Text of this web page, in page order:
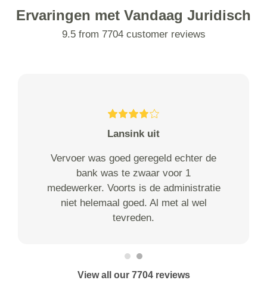
Ervaringen met Vandaag Juridisch
9.5 from 7704 customer reviews
Lansink uit
Vervoer was goed geregeld echter de
bank was te zwaar voor 1
medewerker. Voorts is de administratie
niet helemaal goed. Al met al wel
tevreden.
View all our 7704 reviews